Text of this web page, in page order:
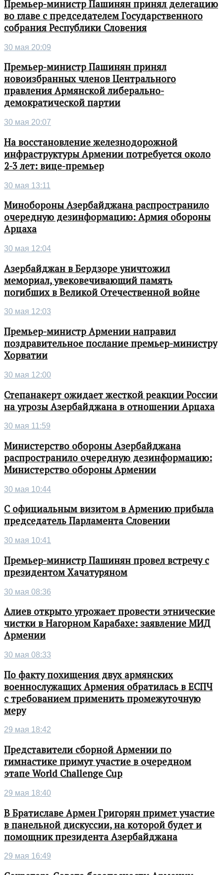
Премьер-министр Пашинян принял делегацию
во главе с председателем Государственного
собрания Республики Словения
30 мая 20:09
Премьер-министр Пашинян принял
новоизбранных членов Центрального
правления Армянской либерально-
демократической партии
30 мая 20:07
На восстановление железнодорожной
инфраструктуры Армении потребуется около
2-3 лет: вице-премьер
30 мая 13:11
Минобороны Азербайджана распространило
очередную дезинформацию: Армия обороны
Арцаха
30 мая 12:04
Азербайджан в Бердзоре уничтожил
мемориал, увековечивающий память
погибших в Великой Отечественной войне
30 мая 12:03
Премьер-министр Армении направил
поздравительное послание премьер-министру
Хорватии
30 мая 12:00
Степанакерт ожидает жесткой реакции России
на угрозы Азербайджана в отношении Арцаха
30 мая 11:59
Министерство обороны Азербайджана
распространило очередную дезинформацию:
Министерство обороны Армении
30 мая 10:44
С официальным визитом в Армению прибыла
председатель Парламента Словении
30 мая 10:41
Премьер-министр Пашинян провел встречу с
президентом Хачатуряном
30 мая 08:36
Алиев открыто угрожает провести этнические
чистки в Нагорном Карабахе: заявление МИД
Армении
30 мая 08:33
По факту похищения двух армянских
военнослужащих Армения обратилась в ЕСПЧ
с требованием применить промежуточную
меру
29 мая 18:42
Представители сборной Армении по
гимнастике примут участие в очередном
этапе World Challenge Cup
29 мая 18:40
В Братиславе Армен Григорян примет участие
в панельной дискуссии, на которой будет и
помощник президента Азербайджана
29 мая 16:49